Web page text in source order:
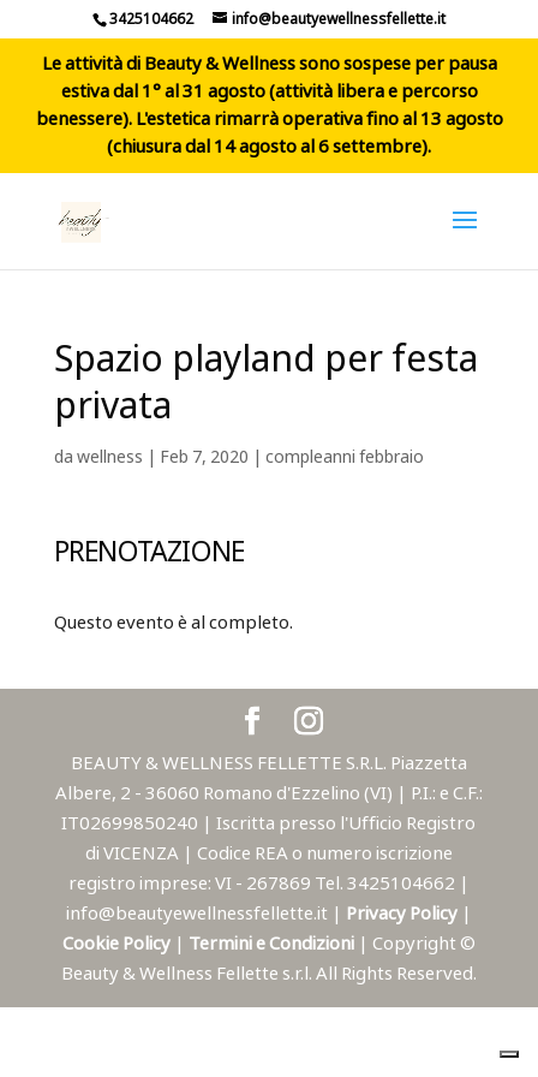
3425104662 info@beautyewellnessfellette.it
Le attività di Beauty & Wellness sono sospese per pausa
estiva dal 1° al 31 agosto (attività libera e percorso
benessere). L'estetica rimarrà operativa fino al 13 agosto
(chiusura dal 14 agosto al 6 settembre).
Spazio playland per festa
privata
dawellness | Feb 7, 2020 | compleanni febbraio
PRENOTAZIONE
Questo evento è al completo.
BEAUTY & WELLNESS FELLETTE S.R.L. Piazzetta
Albere, 2 - 36060 Romano d'Ezzelino (VI) | P.I.: e C.F.:
IT02699850240 | Iscritta presso l'Ufficio Registro
di VICENZA | Codice REA o numero iscrizione
registro imprese: VI - 267869 Tel. 3425104662 |
info@beautyewellnessfellette.it | Privacy Policy |
Cookie Policy | Termini e Condizioni | Copyright ©
Beauty & Wellness Fellette s.r.l. All Rights Reserved.